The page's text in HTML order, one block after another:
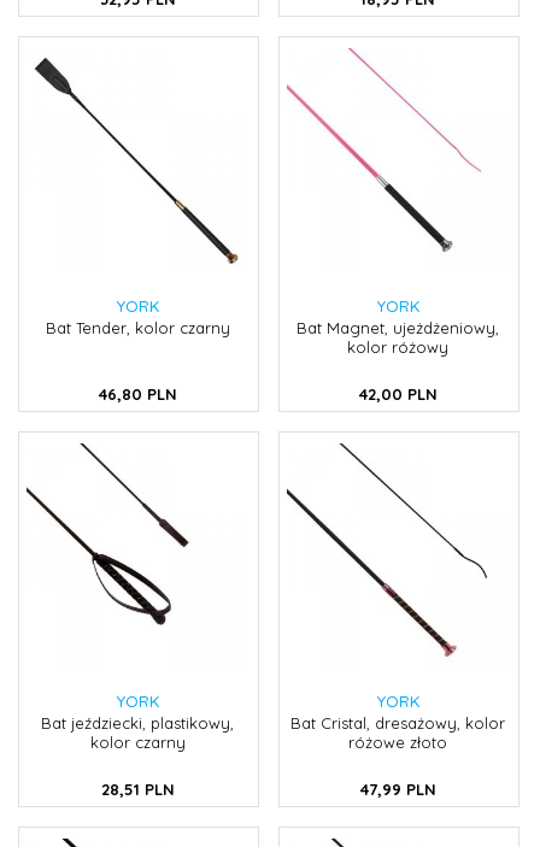
YORK
Bat Tender, kolor czarny
46,80 PLN
YORK
Bat Magnet, ujeżdżeniowy,
kolor różowy
42,00 PLN
YORK
Bat jeździecki, plastikowy,
kolor czarny
28,51 PLN
YORK
Bat Cristal, dresażowy, kolor
różowe złoto
47,99 PLN